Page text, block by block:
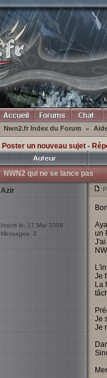
Nwn2.fr Index du Forum »
Poster un nouveau sujet-
NWN2 qui ne se lance pas
Azir
Inscrit le: 17 Mar 2009
Messages: 3
un
Je
La
Je
Je